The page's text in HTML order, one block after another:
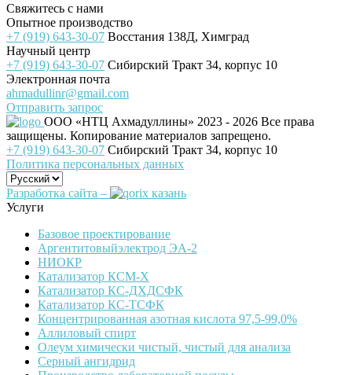
Свяжитесь с нами
Опытное производство
+7 (919) 643-30-07 Восстания 138Д, Химград
Научный центр
+7 (919) 643-30-07 Сибирский Тракт 34, корпус 10
Электронная почта
ahmadullinr@gmail.com
Отправить запрос
ООО «НТЦ Ахмадуллины» 2023 - 2026 Все права
защищены. Копирование материалов запрещено.
+7 (919) 643-30-07 Сибирский Тракт 34, корпус 10
Политика персональных данных
Разработка сайта –
Услуги
Базовое проектирование
Аргентитовыйэлектрод ЭА-2
НИОКР
Катализатор КСМ-Х
Катализатор КС-ДХДСФК
Катализатор КС-ТСФК
Концентрированная азотная кислота 97,5-99,0%
Аллиловый спирт
Олеум химически чистый, чистый для анализа
Серный ангидрид